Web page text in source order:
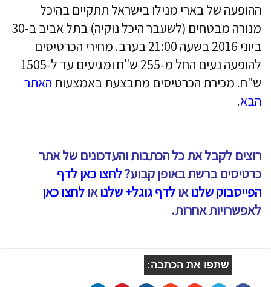
ההופעה של בארי מנילו בישראל תתקיים בהיכל
מנורה מבטחים (לשעבר היכל נוקיה) בתל אביב ב-30
ביוני 2016 בשעה 21:00 בערב. מחירי הכרטיסים
להופעה נעים החל מ-255 ש"ח ומגיעים עד ל-1505
ש"ח. מכירת הכרטיסים מתבצעת באמצעותהאתר
הבא.
רוצים לקבל את כל הכתבות והעדכונים של אתר
כרטיסים ברשת באופן קבוע?לחצו כאן לדף
הפייסבוק שלנואולדף גוגל+ שלנואולחצו כאן
לאפשרויות אחרות.
שתפו את הכתבה: